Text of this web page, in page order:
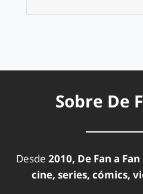
Sobre De
Desde 2010, De Fan a Fan
cine, series, cómics,